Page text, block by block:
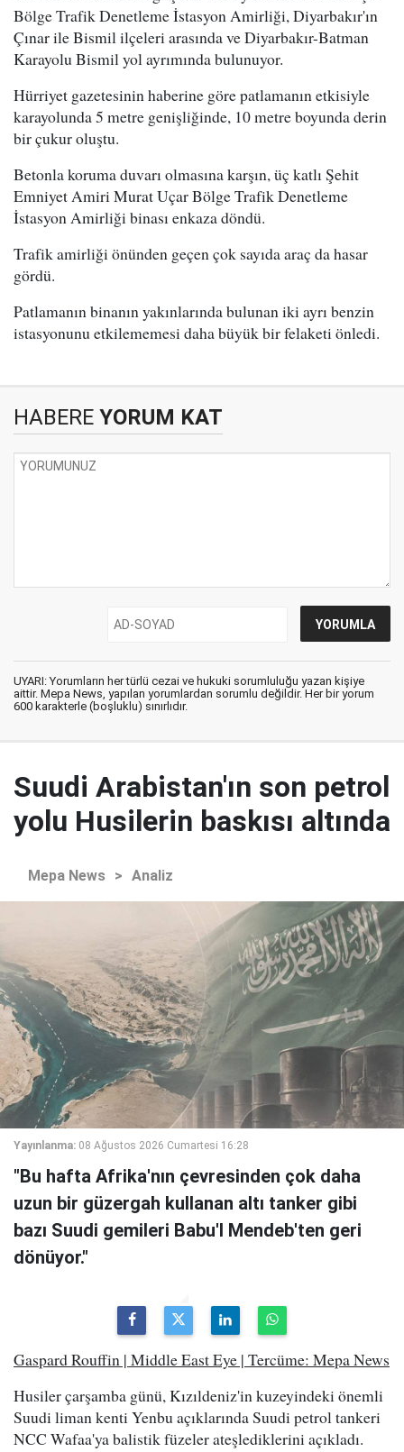
Bölge Trafik Denetleme İstasyon Amirliği, Diyarbakır'ın
Çınar ile Bismil ilçeleri arasında ve Diyarbakır-Batman
Karayolu Bismil yol ayrımında bulunuyor.
Hürriyet gazetesinin haberine göre patlamanın etkisiyle
karayolunda 5 metre genişliğinde, 10 metre boyunda derin
bir çukur oluştu.
Betonla koruma duvarı olmasına karşın, üç katlı Şehit
Emniyet Amiri Murat Uçar Bölge Trafik Denetleme
İstasyon Amirliği binası enkaza döndü.
Trafik amirliği önünden geçen çok sayıda araç da hasar
gördü.
Patlamanın binanın yakınlarında bulunan iki ayrı benzin
istasyonunu etkilememesi daha büyük bir felaketi önledi.
HABERE YORUM KAT
UYARI: Yorumların her türlü cezai ve hukuki sorumluluğu yazan kişiye
aittir. Mepa News, yapılan yorumlardan sorumlu değildir. Her bir yorum
600 karakterle (boşluklu) sınırlıdır.
Suudi Arabistan'ın son petrol
yolu Husilerin baskısı altında
Mepa News > Analiz
Yayınlanma: 08 Ağustos 2026 Cumartesi 16:28
"Bu hafta Afrika'nın çevresinden çok daha
uzun bir güzergah kullanan altı tanker gibi
bazı Suudi gemileri Babu'l Mendeb'ten geri
dönüyor."
Gaspard Rouffin | Middle East Eye | Tercüme: Mepa News
Husiler çarşamba günü, Kızıldeniz'in kuzeyindeki önemli
Suudi liman kenti Yenbu açıklarında Suudi petrol tankeri
NCC Wafaa'ya balistik füzeler ateşlediklerini açıkladı.